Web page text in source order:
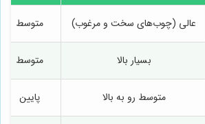
عالی (چوب‌های سخت و مرغوب) متوسط
بسیار بالا متوسط
متوسط رو به بالا پایین